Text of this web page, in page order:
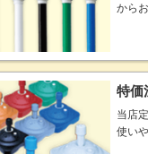
から
特価
当店
使い